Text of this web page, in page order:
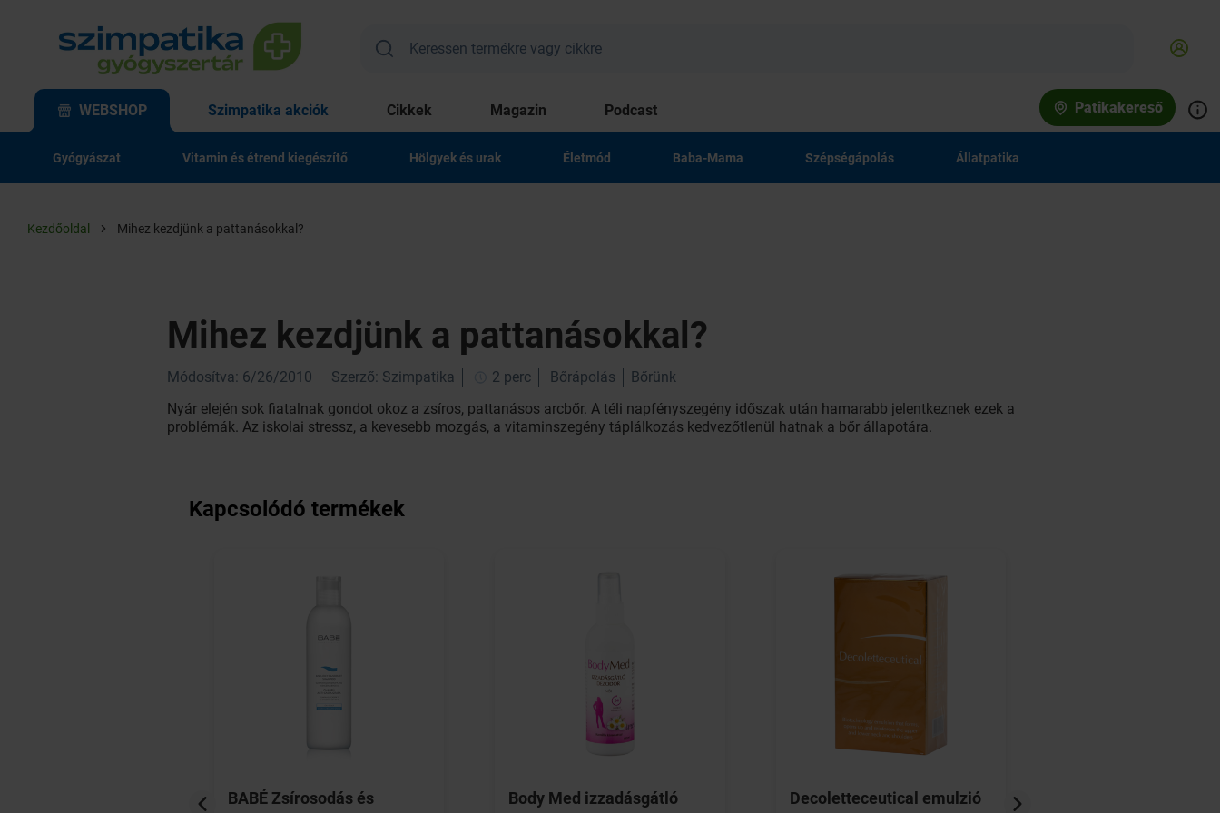
WEBSHOP Szimpatika akciók Cikkek Magazin Podcast Patikakereső
Gyógyászat Vitamin és étrend kiegészítő Hölgyek és urak Életmód Baba-Mama Szépségápolás Állatpatika
Kezdőoldal Mihez kezdjünk a pattanásokkal?
Mihez kezdjünk a pattanásokkal?
Módosítva: 6/26/2010 Szerző: Szimpatika 2 perc Bőrápolás
Bőrünk
Nyár elején sok fiatalnak gondot okoz a zsíros, pattanásos arcbőr. A téli napfényszegény időszak után hamarabb jelentkeznek ezek a
problémák. Az iskolai stressz, a kevesebb mozgás, a vitaminszegény táplálkozás kedvezőtlenül hatnak a bőr állapotára.
Kapcsolódó termékek
BABÉ Zsírosodás és
Body Med izzadásgátló
Decoletteceutical emulzió